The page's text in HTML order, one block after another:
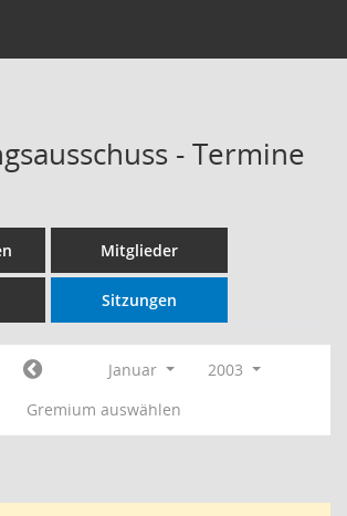
- Termine
Mitglieder
Sitzungen
Januar
2003
Gremium auswählen